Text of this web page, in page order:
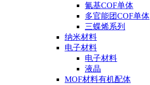
氰基COF单体
多官能团COF单体
三蝶烯系列
纳米材料
电子材料
电子材料
液晶
MOF材料有机配体